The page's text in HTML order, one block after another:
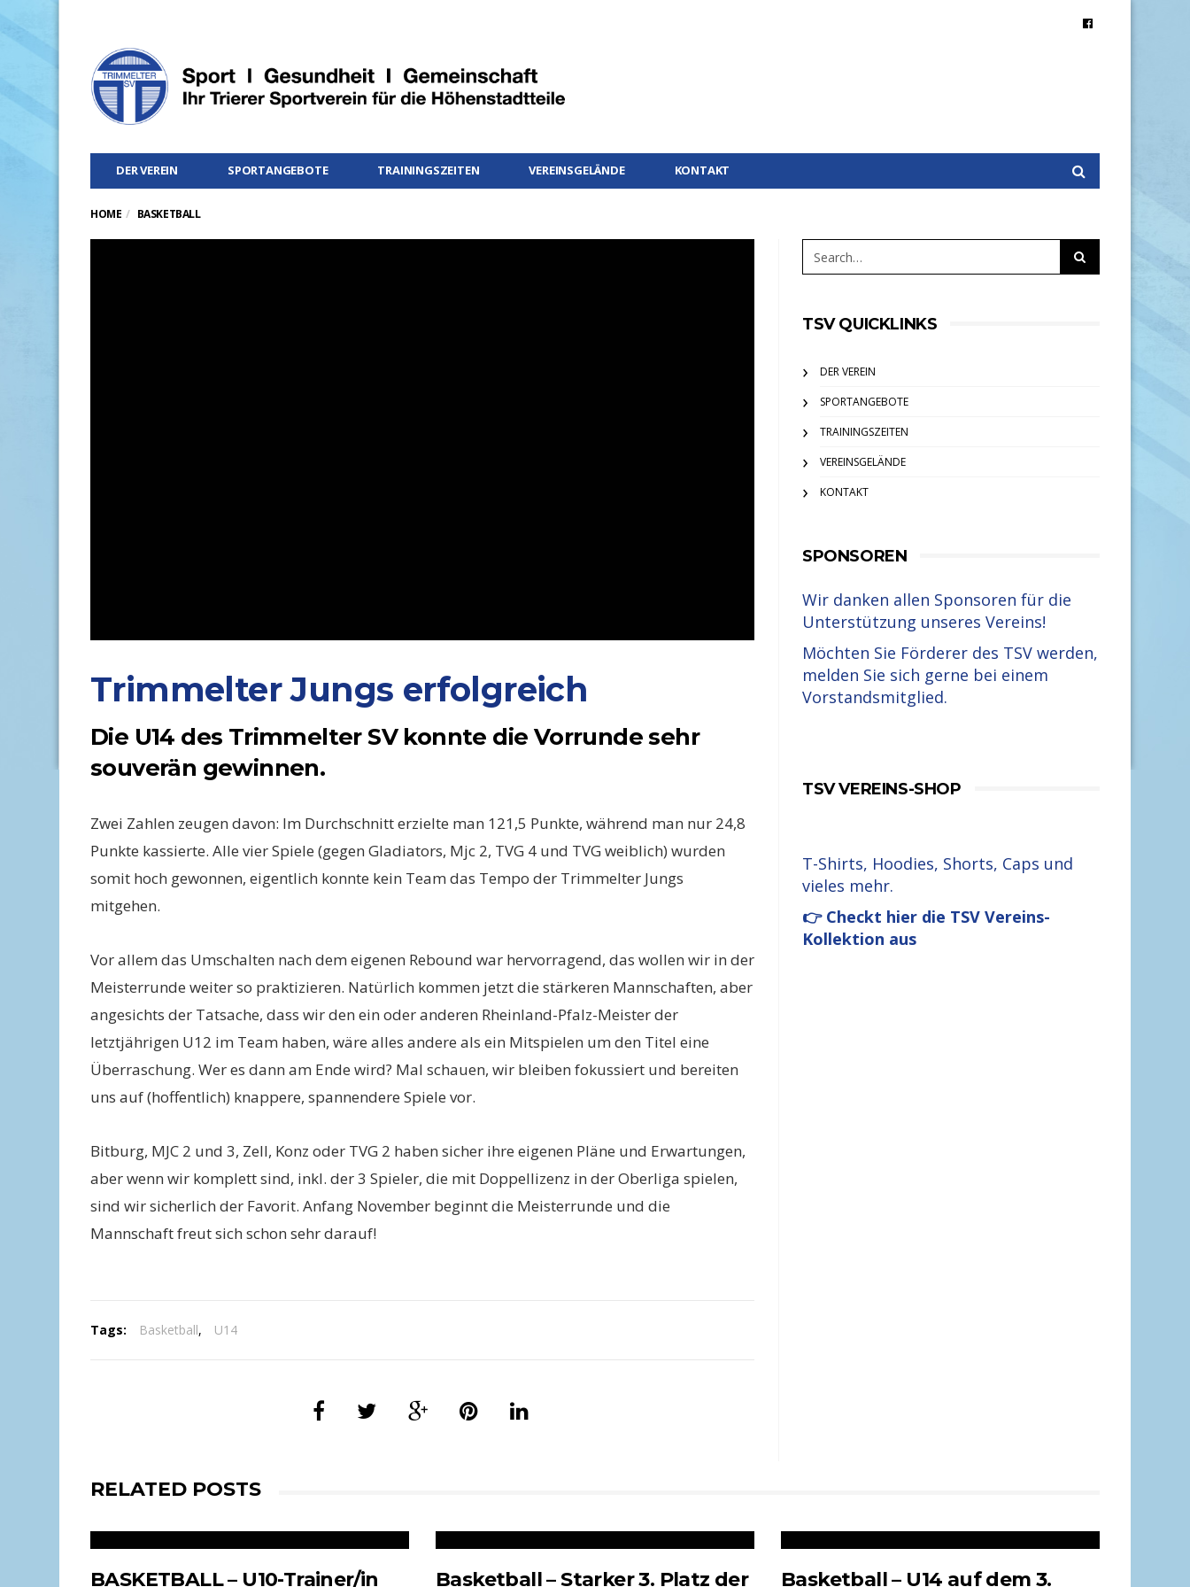
DER VEREIN SPORTANGEBOTE TRAININGSZEITEN VEREINSGELÄNDE KONTAKT
HOME BASKETBALL
Trimmelter Jungs erfolgreich
Die U14 des Trimmelter SV konnte die Vorrunde sehr
souverän gewinnen.
Zwei Zahlen zeugen davon: Im Durchschnitt erzielte man 121,5 Punkte, während man nur 24,8
Punkte kassierte. Alle vier Spiele (gegen Gladiators, Mjc 2, TVG 4 und TVG weiblich) wurden
somit hoch gewonnen, eigentlich konnte kein Team das Tempo der Trimmelter Jungs
mitgehen.
Vor allem das Umschalten nach dem eigenen Rebound war hervorragend, das wollen wir in der
Meisterrunde weiter so praktizieren. Natürlich kommen jetzt die stärkeren Mannschaften, aber
angesichts der Tatsache, dass wir den ein oder anderen Rheinland-Pfalz-Meister der
letztjährigen U12 im Team haben, wäre alles andere als ein Mitspielen um den Titel eine
Überraschung. Wer es dann am Ende wird? Mal schauen, wir bleiben fokussiert und bereiten
uns auf (hoffentlich) knappere, spannendere Spiele vor.
Bitburg, MJC 2 und 3, Zell, Konz oder TVG 2 haben sicher ihre eigenen Pläne und Erwartungen,
aber wenn wir komplett sind, inkl. der 3 Spieler, die mit Doppellizenz in der Oberliga spielen,
sind wir sicherlich der Favorit. Anfang November beginnt die Meisterrunde und die
Mannschaft freut sich schon sehr darauf!
Tags: Basketball, U14
TSV QUICKLINKS
DER VEREIN
SPORTANGEBOTE
TRAININGSZEITEN
VEREINSGELÄNDE
KONTAKT
SPONSOREN
Wir danken allen Sponsoren für die
Unterstützung unseres Vereins!
Möchten Sie Förderer des TSV werden,
melden Sie sich gerne bei einem
Vorstandsmitglied.
TSV VEREINS-SHOP
T-Shirts, Hoodies, Shorts, Caps und
vieles mehr.
👉 Checkt hier die TSV Vereins-
Kollektion aus
RELATED POSTS
BASKETBALL – U10-Trainer/in Basketball – Starker 3. Platz der Basketball – U14 auf dem 3.